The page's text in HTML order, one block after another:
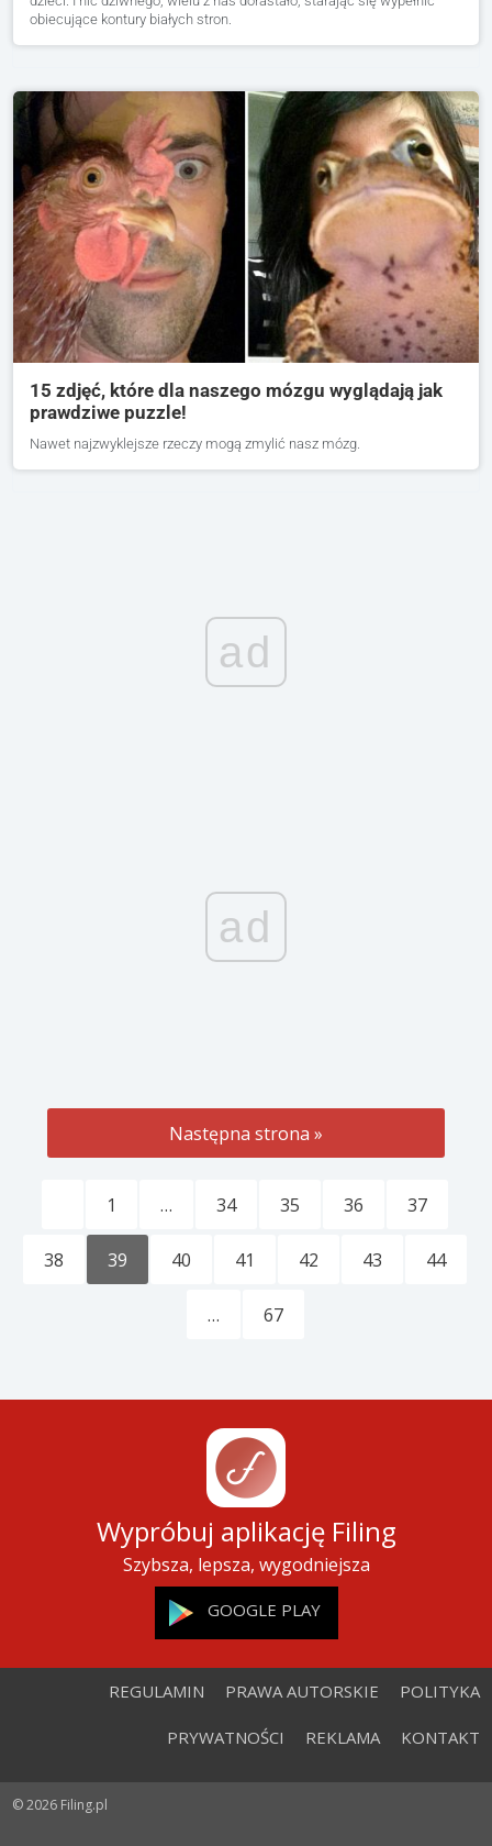
obiecujące kontury białych stron.
15 zdjęć, które dla naszego mózgu wyglądają jak
prawdziwe puzzle!
Nawet najzwyklejsze rzeczy mogą zmylić nasz mózg.
ad
ad
Następna strona »
1 … 34 35 36 37
38 39 40 41 42 43 44
… 67
Wypróbuj aplikację Filing
Szybsza, lepsza, wygodniejsza
GOOGLE PLAY
REGULAMIN PRAWA AUTORSKIE POLITYKA
PRYWATNOŚCI REKLAMA KONTAKT
© 2026 Filing.pl